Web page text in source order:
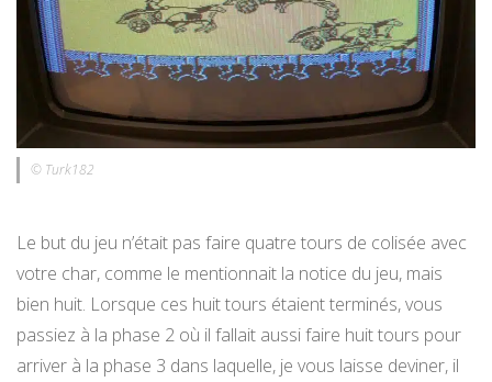
© Turk182
Le but du jeu n’était pas faire quatre tours de colisée avec
votre char, comme le mentionnait la notice du jeu, mais
bien huit. Lorsque ces huit tours étaient terminés, vous
passiez à la phase 2 où il fallait aussi faire huit tours pour
arriver à la phase 3 dans laquelle, je vous laisse deviner, il